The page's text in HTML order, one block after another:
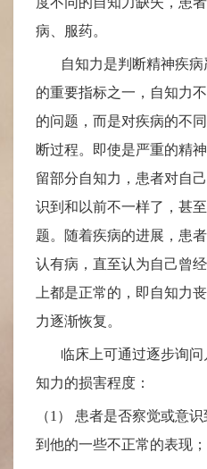
病、服药。
自知力是判断精神疾病
的重要指标之一 ， 自知力
的问题，而是对疾病的不
断过程。即使是严重的精
留部分自知力，患者对自
识到和以前不一样了，甚
题。随着疾病的进展，患
认有病，直至认为自己曾
上都是正常的，即自知力
力逐渐恢复。
临床上可通过逐步询问
知力的损害程度：
（1） 患者是否察觉或意
到他的一些不正常的表现；